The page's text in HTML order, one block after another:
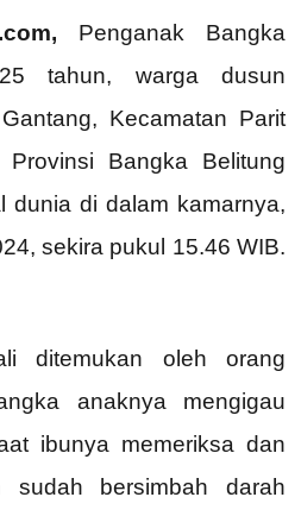
Penganak Bangka
tahun, warga dusun
Kecamatan Parit
Bangka Belitung
dunia di dalam kamarnya,
sekira pukul 15.46 WIB.
ditemukan oleh orang
anaknya mengigau
ibunya memeriksa dan
sudah bersimbah darah